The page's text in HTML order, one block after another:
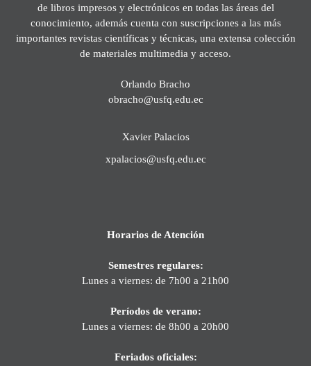
de libros impresos y electrónicos en todas las áreas del
conocimiento, además cuenta con suscripciones a las más
importantes revistas científicas y técnicas, una extensa colección
de materiales multimedia y acceso.
Orlando Bracho
obracho@usfq.edu.ec
Xavier Palacios
xpalacios@usfq.edu.ec
Horarios de Atención
Semestres regulares:
Lunes a viernes: de 7h00 a 21h00
Períodos de verano:
Lunes a viernes: de 8h00 a 20h00
Feriados oficiales: